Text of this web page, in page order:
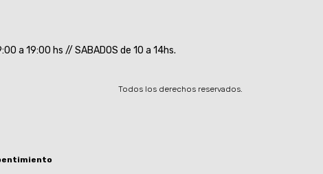
a 19:00 hs // SABADOS de 10 a 14hs.
Todos los derechos reservados.